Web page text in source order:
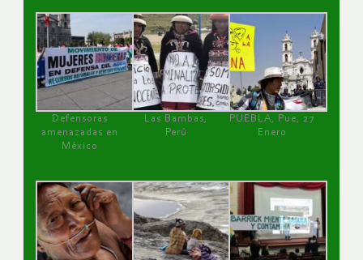
Defensoras
amenazadas en
México
Las Bambas,
Perú
PUEBLA, Pue, 27
Enero